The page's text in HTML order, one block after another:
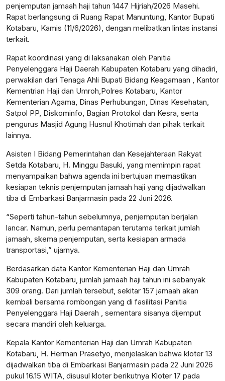
penjemputan jamaah haji tahun 1447 Hijriah/2026 Masehi.
Rapat berlangsung di Ruang Rapat Manuntung, Kantor Bupati
Kotabaru, Kamis (11/6/2026), dengan melibatkan lintas instansi
terkait.
Rapat koordinasi yang di laksanakan oleh Panitia
Penyelenggara Haji Daerah Kabupaten Kotabaru yang dihadiri,
perwakilan dari Tenaga Ahli Bupati Bidang Keagamaan , Kantor
Kementrian Haji dan Umroh,Polres Kotabaru, Kantor
Kementerian Agama, Dinas Perhubungan, Dinas Kesehatan,
Satpol PP, Diskominfo, Bagian Protokol dan Kesra, serta
pengurus Masjid Agung Husnul Khotimah dan pihak terkait
lainnya.
Asisten I Bidang Pemerintahan dan Kesejahteraan Rakyat
Setda Kotabaru, H. Minggu Basuki, yang memimpin rapat
menyampaikan bahwa agenda ini bertujuan memastikan
kesiapan teknis penjemputan jamaah haji yang dijadwalkan
tiba di Embarkasi Banjarmasin pada 22 Juni 2026.
“Seperti tahun-tahun sebelumnya, penjemputan berjalan
lancar. Namun, perlu pemantapan terutama terkait jumlah
jamaah, skema penjemputan, serta kesiapan armada
transportasi,” ujarnya.
Berdasarkan data Kantor Kementerian Haji dan Umrah
Kabupaten Kotabaru, jumlah jamaah haji tahun ini sebanyak
309 orang. Dari jumlah tersebut, sekitar 157 jamaah akan
kembali bersama rombongan yang di fasilitasi Panitia
Penyelenggara Haji Daerah , sementara sisanya dijemput
secara mandiri oleh keluarga.
Kepala Kantor Kementerian Haji dan Umrah Kabupaten
Kotabaru, H. Herman Prasetyo, menjelaskan bahwa kloter 13
dijadwalkan tiba di Embarkasi Banjarmasin pada 22 Juni 2026
pukul 16.15 WITA, disusul kloter berikutnya Kloter 17 pada